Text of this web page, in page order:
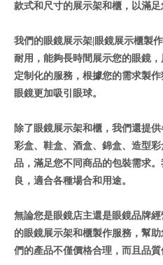
款式和尺寸的展示架和櫃，以滿足
我們的眼鏡展示架|眼鏡展示櫃製
耐用，能夠長時間展示您的眼鏡
定制化的服務，根據您的需求製
眼鏡更加吸引眼球。
除了眼鏡展示架和櫃，我們還提
彩盒、鞋盒、酒盒、錦盒、造型
品，滿足您不同商品的包裝需求
良，適合各種場合和用途。
無論您是眼鏡店主還是眼鏡品牌
的眼鏡展示架和櫃製作服務，幫
們的產品不僅價格合理，而且品質